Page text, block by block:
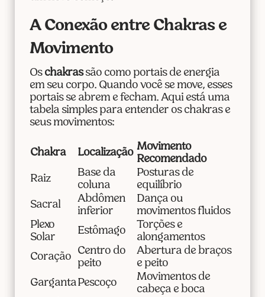
A Conexão entre Chakras e
Movimento
Os chakrassão como portais de energia
em seu corpo. Quando você se move, esses
portais se abrem e fecham. Aqui está uma
tabela simples para entender os chakras e
seus movimentos:
Chakra Localização
Movimento
Recomendado
Raiz
Base da
coluna
Posturas de
equilíbrio
Sacral
Abdômen
inferior
Dança ou
movimentos fluidos
Plexo
Solar
Estômago
Torções e
alongamentos
Coração
Centro do
peito
Abertura de braços
e peito
GargantaPescoço
Movimentos de
cabeça e boca